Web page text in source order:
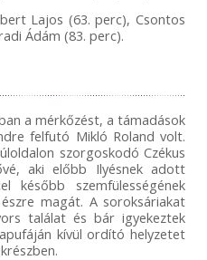
Lajos (63. perc), Csontos
Ádám (83. perc).
a mérkőzést, a támadások
felfutó Mikló Roland volt.
szorgoskodó Czékus
aki előbb Ilyésnek adott
később szemfülességének
magát. A soroksáriakat
találat és bár igyekeztek
kívül ordító helyzetet